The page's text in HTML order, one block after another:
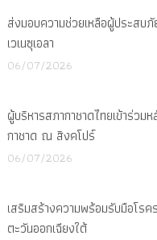
ส่งมอบความช่วยเหลือผู้ประสบ
เวเนซุเอลา
06/07/2026
ผู้บริหารสภากาชาดไทยเข้าร่วม
กาชาด ณ สิงคโปร์
06/07/2026
เสริมสร้างความพร้อมรับมือโรค
ตะวันออกเฉียงใต้